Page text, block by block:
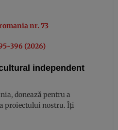
nr. 73
396 (2026)
independent
donează pentru a
proiectului nostru. Îți